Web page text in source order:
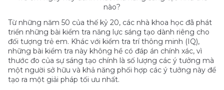
nào?
Từ những năm 50 của thế kỷ 20, các nhà khoa học đã phát
triển những bài kiểm tra năng lực sáng tạo dành riêng cho
đối tượng trẻ em. Khác với kiểm tra trí thông minh (IQ),
những bài kiểm tra này không hề có đáp án chính xác, vì
thước đo của sự sáng tạo chính là số lượng các ý tưởng mà
một người sở hữu và khả năng phối hợp các ý tưởng này để
tạo ra một giải pháp tối ưu nhất.